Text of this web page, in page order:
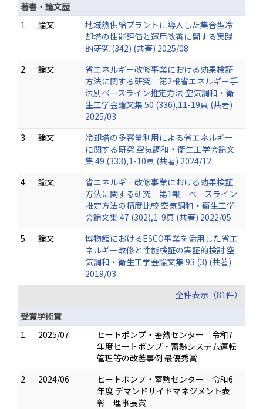
著書・論文歴
1.
論文
地域熱供給プラントに導入した集合型冷
却塔の性能評価と運用改善に関する実践
的研究 (342) (共著) 2025/08
2.
論文
省エネルギー改修事業における効果検証
方法に関する研究 第2報省エネルギー手
法別ベースライン推定方法 空気調和・衛
生工学会論文集 50 (336),11-19頁 (共著)
2025/03
3.
論文
冷却塔の多容量利用による省エネルギー
に関する研究 空気調和・衛生工学会論文
集 49 (333),1-10頁 (共著) 2024/12
4.
論文
省エネルギー改修事業における効果検証
方法に関する研究 第1報—ベースライン
推定方法の精度比較 空気調和・衛生工学
会論文集 47 (302),1-9頁 (共著) 2022/05
5.
論文
博物館におけるESCO事業を活用した省エ
ネルギー改修と性能検証の実証的検討 空
気調和・衛生工学会論文集 93 (3) (共著)
2019/03
全件表示（81件）
受賞学術賞
1.
2025/07
ヒートポンプ・蓄熱センター 令和7
年度ヒートポンプ・蓄熱システム運転
管理等の改善事例 最優秀賞
2.
2024/06
ヒートポンプ・蓄熱センター 令和6
年度 デマンドサイドマネジメント表
彰 理事長賞